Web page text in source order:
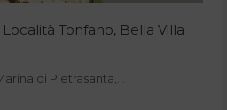
Tonfano, Bella Villa
di Pietrasanta,…